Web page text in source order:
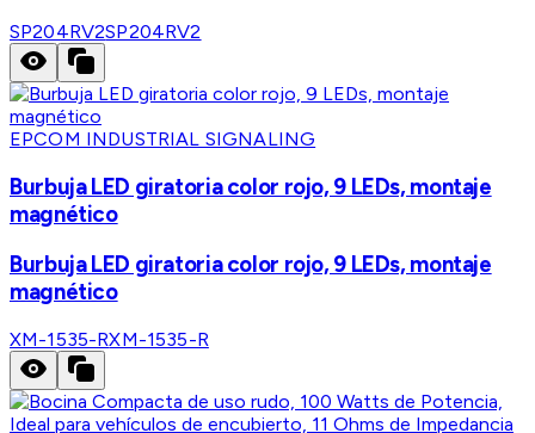
SP204RV2SP204RV2
EPCOM INDUSTRIAL SIGNALING
Burbuja LED giratoria color rojo, 9 LEDs, montaje
magnético
Burbuja LED giratoria color rojo, 9 LEDs, montaje
magnético
XM-1535-RXM-1535-R